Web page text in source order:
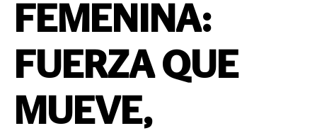
FEMENINA:
FUERZA QUE
MUEVE,